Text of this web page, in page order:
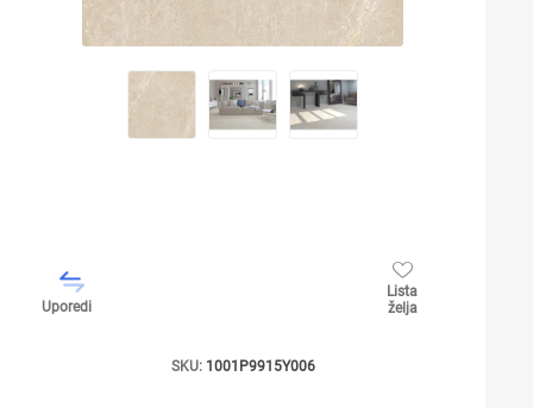
Uporedi
Lista
želja
SKU: 1001P9915Y006